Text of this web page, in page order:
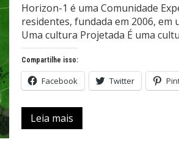
Horizon-1 é uma Comunidade
residentes, fundada em 2006, em
Uma cultura Projetada É uma
Compartilhe isso:
Facebook Twitter
Leia mais